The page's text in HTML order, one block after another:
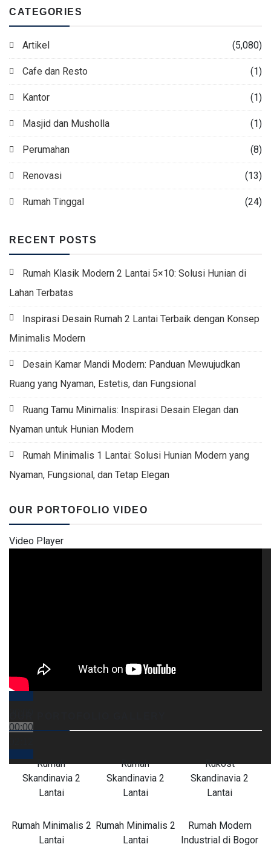
CATEGORIES
Artikel (5,080)
Cafe dan Resto (1)
Kantor (1)
Masjid dan Musholla (1)
Perumahan (8)
Renovasi (13)
Rumah Tinggal (24)
RECENT POSTS
Rumah Klasik Modern 2 Lantai 5×10: Solusi Hunian di
Lahan Terbatas
Inspirasi Desain Rumah 2 Lantai Terbaik dengan Konsep
Minimalis Modern
Desain Kamar Mandi Modern: Panduan Mewujudkan
Ruang yang Nyaman, Estetis, dan Fungsional
Ruang Tamu Minimalis: Inspirasi Desain Elegan dan
Nyaman untuk Hunian Modern
Rumah Minimalis 1 Lantai: Solusi Hunian Modern yang
Nyaman, Fungsional, dan Tetap Elegan
OUR PORTOFOLIO VIDEO
Video Player
00:00
Rumah
Skandinavia 2
Lantai
Rumah
Skandinavia 2
Lantai
Rukost
Skandinavia 2
Lantai
Rumah Minimalis 2
Lantai
Rumah Minimalis 2
Lantai
Rumah Modern
Industrial di Bogor